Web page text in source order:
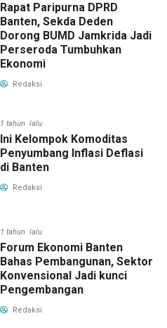
Rapat Paripurna DPRD
Banten, Sekda Deden
Dorong BUMD Jamkrida Jadi
Perseroda Tumbuhkan
Ekonomi
Redaksi
1 tahun lalu
Ini Kelompok Komoditas
Penyumbang Inflasi Deflasi
di Banten
Redaksi
1 tahun lalu
Forum Ekonomi Banten
Bahas Pembangunan, Sektor
Konvensional Jadi kunci
Pengembangan
Redaksi